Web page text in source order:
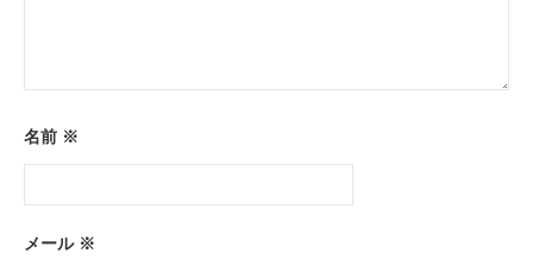
名前 ※
メール ※